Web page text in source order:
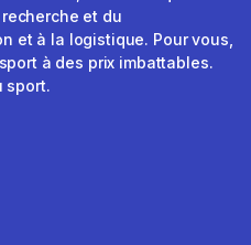
et du
et à la logistique. Pour vous,
à des prix imbattables.
sport.